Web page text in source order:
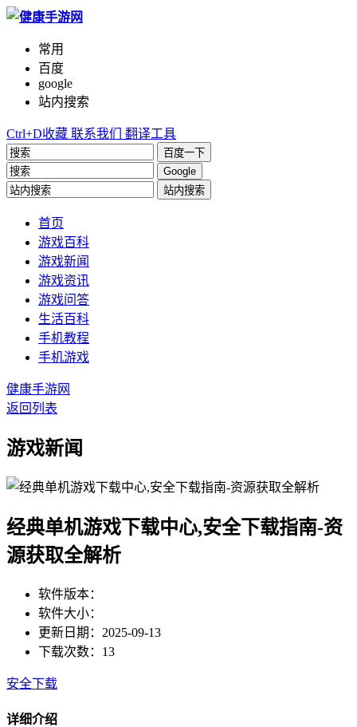
常用
百度
google
站内搜索
Ctrl+D收藏 联系我们 翻译工具
百度一下
Google
站内搜索
首页
游戏百科
游戏新闻
游戏资讯
游戏问答
生活百科
手机教程
手机游戏
健康手游网
返回列表
游戏新闻
经典单机游戏下载中心,安全下载指南-资
源获取全解析
软件版本：
软件大小：
更新日期：2025-09-13
下载次数：13
安全下载
详细介绍